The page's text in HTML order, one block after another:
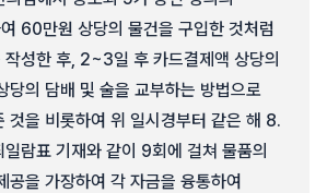
60만원 상당의 물건을 구입한 것처럼
작성한 후, 2~3일 후 카드결제액 상당의
당의 담배 및 술을 교부하는 방법으로
것을 비롯하여 위 일시경부터 같은 해 8.
람표 기재와 같이 9회에 걸쳐 물품의
공을 가장하여 각 자금을 융통하여